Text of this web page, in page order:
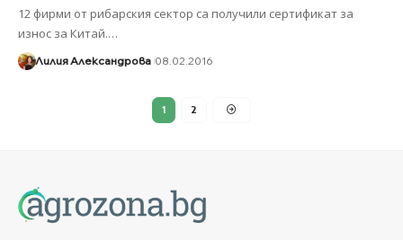
12 фирми от рибарския сектор са получили сертификат за
износ за Китай.…
Лилия Александрова 08.02.2016
1 2